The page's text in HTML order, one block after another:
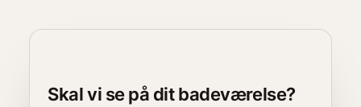
Skal vi se på dit badeværelse?